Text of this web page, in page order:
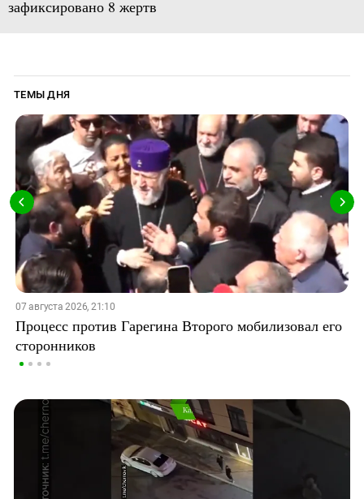
зафиксировано 8 жертв
ТЕМЫ ДНЯ
07 августа 2026, 21:10
Процесс против Гарегина Второго мобилизовал его
сторонников